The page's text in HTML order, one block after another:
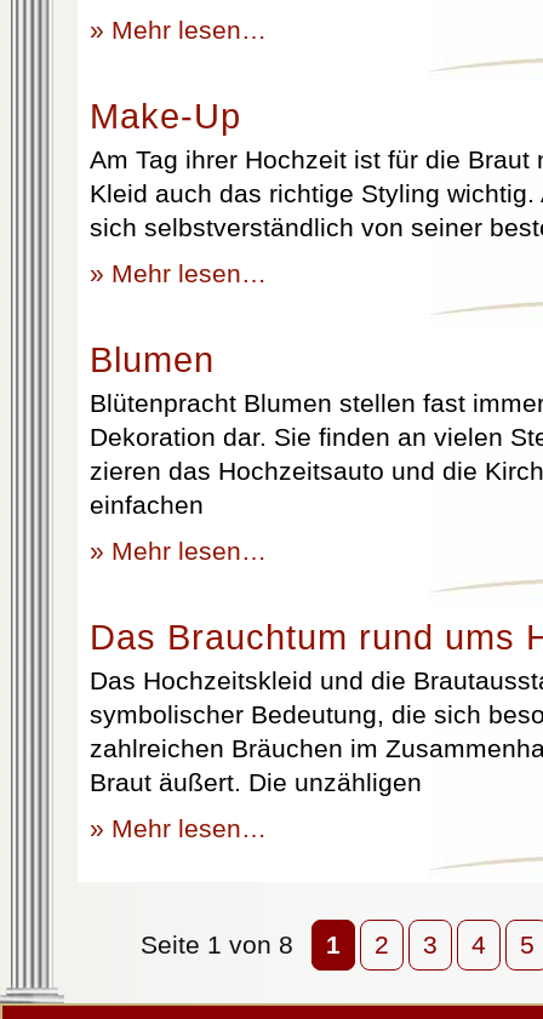
» Mehr lesen…
Make-Up
Am Tag ihrer Hochzeit ist für die Braut
Kleid auch das richtige Styling
sich selbstverständlich von seiner
» Mehr lesen…
Blumen
Blütenpracht Blumen stellen fast
Dekoration dar. Sie finden an vielen
zieren das Hochzeitsauto und die
einfachen
» Mehr lesen…
Das Brauchtum rund ums
Das Hochzeitskleid und die
symbolischer Bedeutung, die sich
zahlreichen Bräuchen im
Braut äußert. Die unzähligen
» Mehr lesen…
Seite 1 von 8 1 2 3 4 5